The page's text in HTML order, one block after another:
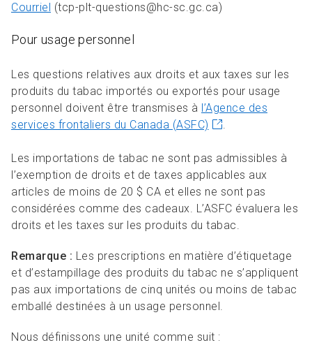
Courriel (tcp-plt-questions@hc-sc.gc.ca)
Pour usage personnel
Les questions relatives aux droits et aux taxes sur les
produits du tabac importés ou exportés pour usage
personnel doivent être transmises à l’Agence des
services frontaliers du Canada (ASFC)
.
Les importations de tabac ne sont pas admissibles à
l’exemption de droits et de taxes applicables aux
articles de moins de 20 $ CA et elles ne sont pas
considérées comme des cadeaux. L’ASFC évaluera les
droits et les taxes sur les produits du tabac.
Remarque : Les prescriptions en matière d’étiquetage
et d’estampillage des produits du tabac ne s’appliquent
pas aux importations de cinq unités ou moins de tabac
emballé destinées à un usage personnel.
Nous définissons une unité comme suit :